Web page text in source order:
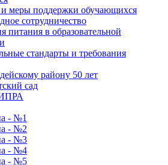
меры поддержки обучающихся
сотрудничество
питания в образовательной
стандарты и требования
району 50 лет
сад
- №1
- №2
- №3
- №4
- №5